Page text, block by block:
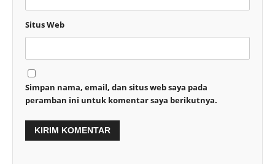
Situs Web
Simpan nama, email, dan situs web saya pada
peramban ini untuk komentar saya berikutnya.